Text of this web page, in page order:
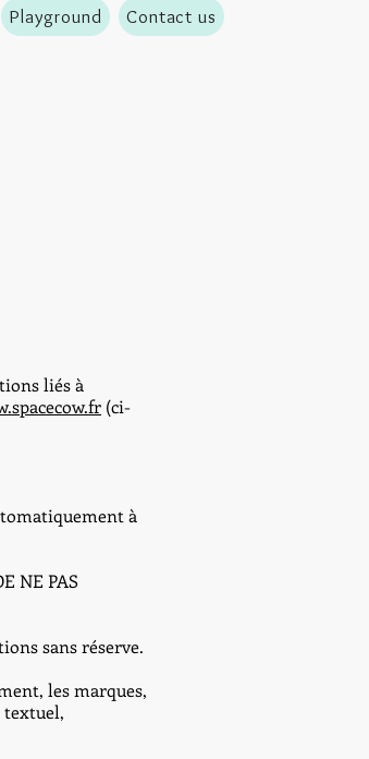
liés à
(ci-
à
NE PAS
sans réserve.
les marques,
textuel,
Playground Contact us